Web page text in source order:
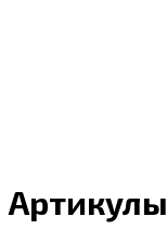
Артикулы